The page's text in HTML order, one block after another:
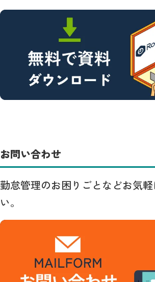
お問い合わせ
勤怠管理のお困りごとなどお気
い。